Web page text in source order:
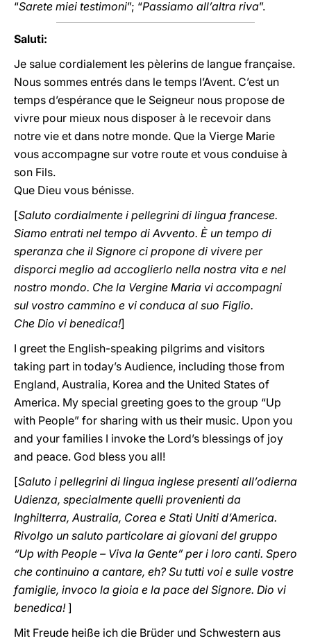
“Sarete miei testimoni”; “Passiamo all’altra riva”.
Saluti:
Je salue cordialement les pèlerins de langue française.
Nous sommes entrés dans le temps l’Avent. C’est un
temps d’espérance que le Seigneur nous propose de
vivre pour mieux nous disposer à le recevoir dans
notre vie et dans notre monde. Que la Vierge Marie
vous accompagne sur votre route et vous conduise à
son Fils.
Que Dieu vous bénisse.
[Saluto cordialmente i pellegrini di lingua francese.
Siamo entrati nel tempo di Avvento. È un tempo di
speranza che il Signore ci propone di vivere per
disporci meglio ad accoglierlo nella nostra vita e nel
nostro mondo. Che la Vergine Maria vi accompagni
sul vostro cammino e vi conduca al suo Figlio.
Che Dio vi benedica!]
I greet the English-speaking pilgrims and visitors
taking part in today’s Audience, including those from
England, Australia, Korea and the United States of
America. My special greeting goes to the group “Up
with People” for sharing with us their music. Upon you
and your families I invoke the Lord’s blessings of joy
and peace. God bless you all!
[Saluto i pellegrini di lingua inglese presenti all’odierna
Udienza, specialmente quelli provenienti da
Inghilterra, Australia, Corea e Stati Uniti d’America.
Rivolgo un saluto particolare ai giovani del gruppo
“Up with People – Viva la Gente” per i loro canti. Spero
che continuino a cantare, eh? Su tutti voi e sulle vostre
famiglie, invoco la gioia e la pace del Signore. Dio vi
benedica!]
Mit Freude heiße ich die Brüder und Schwestern aus